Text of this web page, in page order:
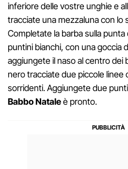
inferiore delle vostre unghie e
tracciate una mezzaluna con lo
Completate la barba sulla
puntini bianchi, con una goccia
aggiungete il naso al centro dei
nero tracciate due piccole linee
sorridenti. Aggiungete due
Babbo Nataleè pronto.